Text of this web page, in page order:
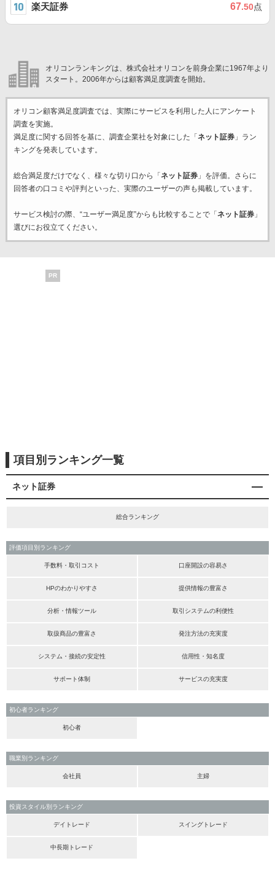
楽天証券 67.50点
オリコンランキングは、株式会社オリコンを前身企業に1967年より
スタート。2006年からは顧客満足度調査を開始。
オリコン顧客満足度調査では、実際にサービスを利用した 人にアンケート
調査を実施。
満足度に関する回答を基に、調査企業社を対象にした「 ネット証券」ラン
キングを発表しています。
総合満足度だけでなく、様々な切り口から「 ネット証券」を評価。さらに
回答者の口コミや評判といった、実際のユーザーの声も掲載しています。
サービス検討の際、“ユーザー満足度”からも比較することで「 ネット証券」
選びにお役立てください。
PR
項目別ランキング一覧
ネット証券
総合ランキング
評価項目別ランキング
手数料・取引コスト 口座開設の容易さ
HPのわかりやすさ 提供情報の豊富さ
分析・情報ツール 取引システムの利便性
取扱商品の豊富さ 発注方法の充実度
システム・接続の安定性 信用性・知名度
サポート体制 サービスの充実度
初心者ランキング
初心者
職業別ランキング
会社員 主婦
投資スタイル別ランキング
デイトレード スイングトレード
中長期トレード